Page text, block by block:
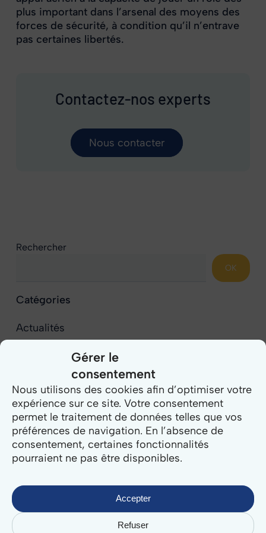
Gérer le
consentement
Nous utilisons des cookies afin d’optimiser votre
expérience sur ce site. Votre consentement
permet le traitement de données telles que vos
préférences de navigation. En l’absence de
consentement, certaines fonctionnalités
pourraient ne pas être disponibles.
Accepter
Refuser
plus important dans l’arsenal des moyens des
forces de sécurité, à condition qu’il n’entrave
pas certaines libertés.
Contactez-nos experts
Nous contacter
Rechercher
OK
Catégories
Actualités
Étude de cas
Évènements
Nos équipes témoignent
Population
Relation Usagers
Sécurité
Tous les articles